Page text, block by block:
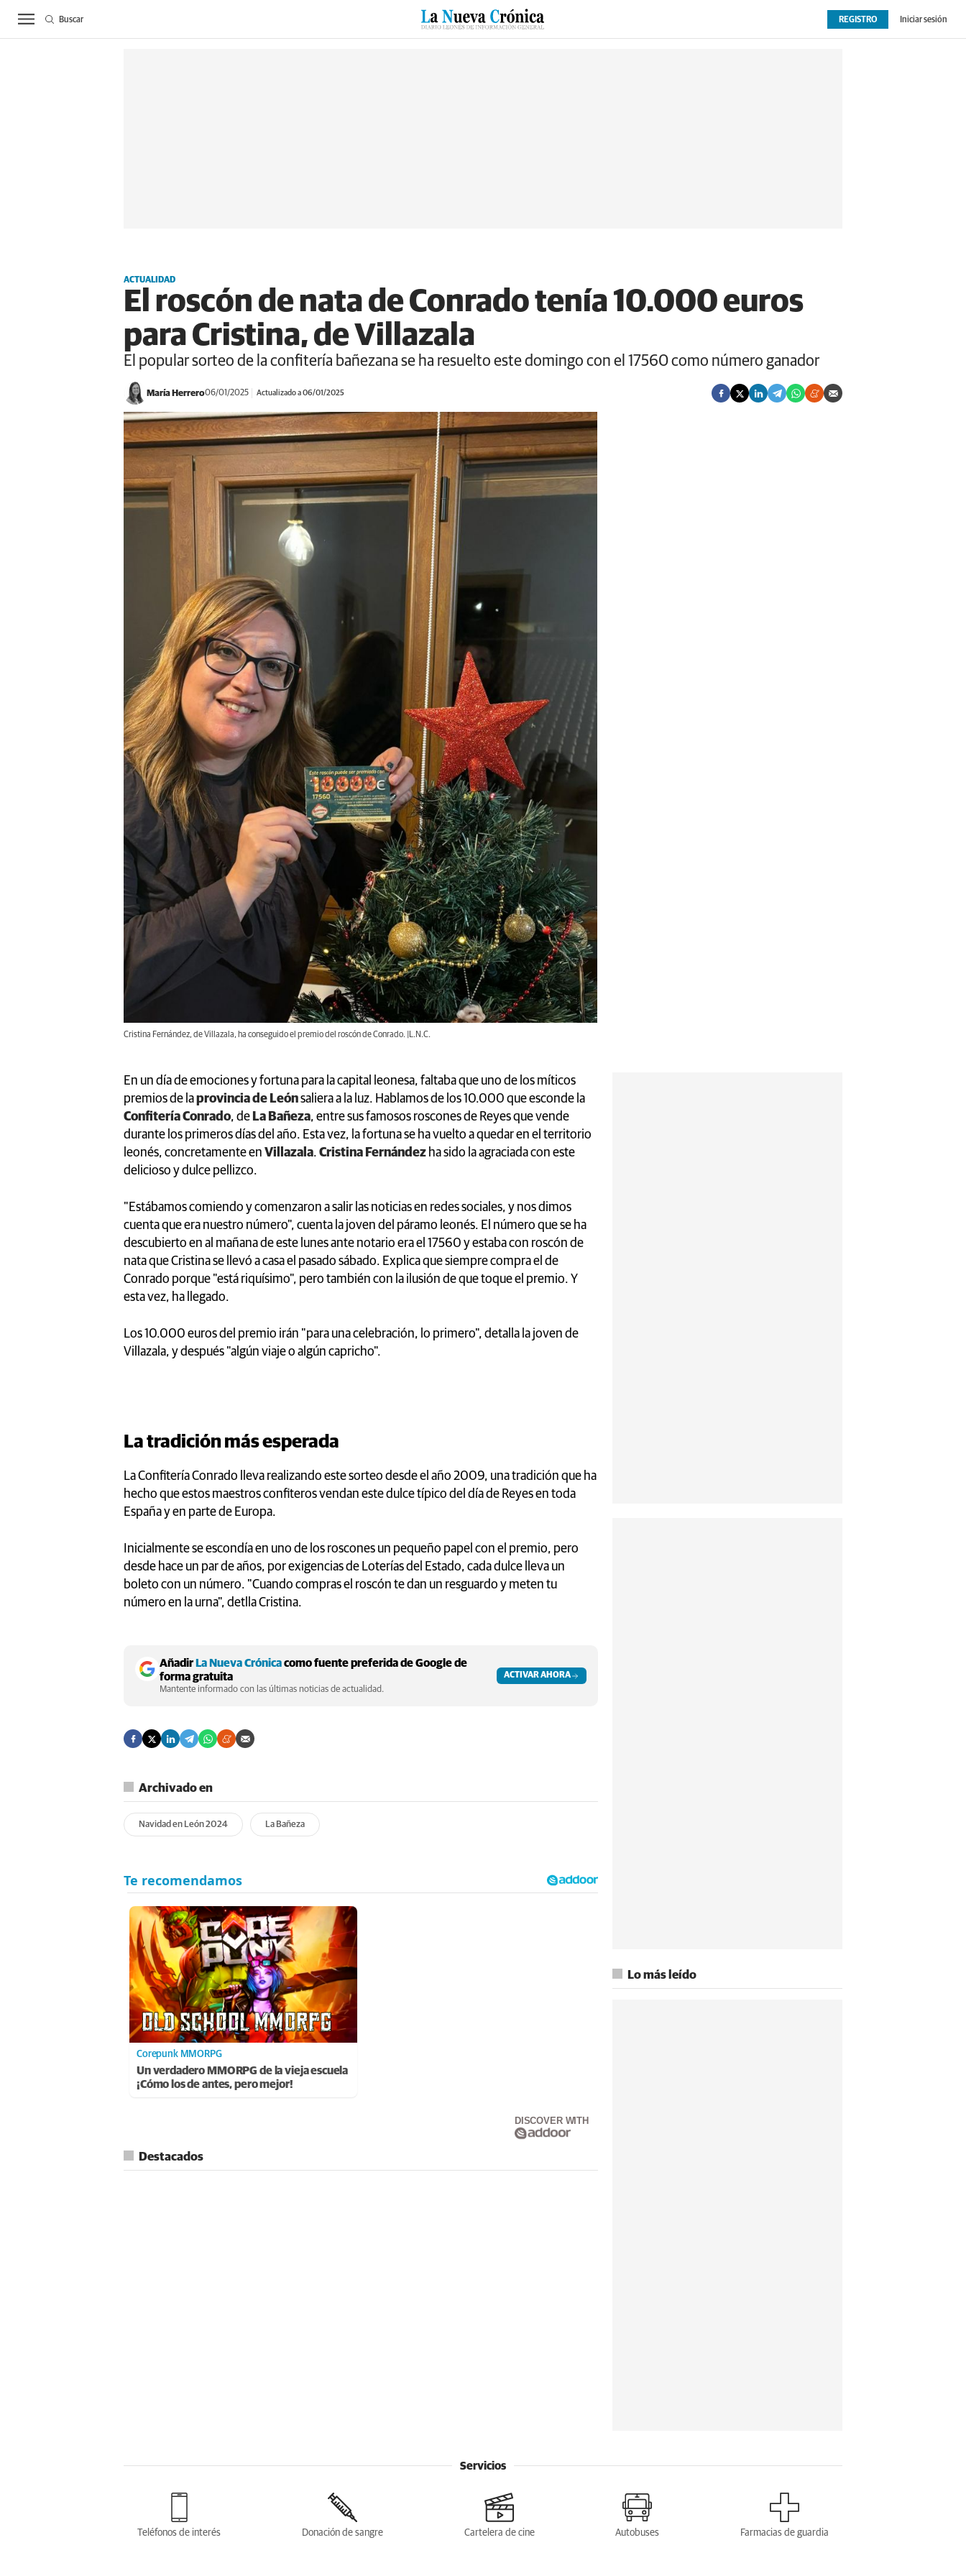
ACTUALIDAD BIERZO SUCESOS CULTURAS ESPECIALES DEPORTES OPINIÓN EXTRAS
REGISTRO Iniciar sesión
Buscar
ACTUALIDAD
El roscón de nata de Conrado tenía 10.000 euros
para Cristina, de Villazala
El popular sorteo de la confitería bañezana se ha resuelto este domingo con el 17560 como número ganador
María Herrero06/01/2025 Actualizado a 06/01/2025
Cristina Fernández, de Villazala, ha conseguido el premio del roscón de Conrado. |L.N.C.
En un día de emociones y fortuna para la capital leonesa, faltaba que uno de los míticos
premios de laprovincia de Leónsaliera a la luz. Hablamos de los 10.000 que esconde la
Confitería Conrado, de La Bañeza, entre sus famosos roscones de Reyes que vende
durante los primeros días del año. Esta vez, la fortuna se ha vuelto a quedar en el territorio
leonés, concretamente en Villazala. Cristina Fernández ha sido la agraciada con este
delicioso y dulce pellizco.
"Estábamos comiendo y comenzaron a salir las noticias en redes sociales, y nos dimos
cuenta que era nuestro número", cuenta la joven del páramo leonés. El número que se ha
descubierto en al mañana de este lunes ante notario era el 17560 y estaba con roscón de
nata que Cristina se llevó a casa el pasado sábado. Explica que siempre compra el de
Conrado porque "está riquísimo", pero también con la ilusión de que toque el premio. Y
esta vez, ha llegado.
Los 10.000 euros del premio irán "para una celebración, lo primero", detalla la joven de
Villazala, y después "algún viaje o algún capricho".
La tradición más esperada
La Confitería Conrado lleva realizando este sorteo desde el año 2009, una tradición que ha
hecho que estos maestros confiteros vendan este dulce típico del día de Reyes en toda
España y en parte de Europa.
Inicialmente se escondía en uno de los roscones un pequeño papel con el premio, pero
desde hace un par de años, por exigencias de Loterías del Estado, cada dulce lleva un
boleto con un número. "Cuando compras el roscón te dan un resguardo y meten tu
número en la urna", detlla Cristina.
Añadir La Nueva Crónicacomo fuente preferida de Google de
forma gratuita
Mantente informado con las últimas noticias de actualidad.
ACTIVAR AHORA
Archivado en
Navidad en León 2024 La Bañeza
Corepunk MMORPG
Un verdadero MMORPG de la vieja escuela
¡Cómo los de antes, pero mejor!
DISCOVER WITH
Destacados
Lo más leído
Servicios
Teléfonos de interés Donación de sangre Cartelera de cine Autobuses Farmacias de guardia